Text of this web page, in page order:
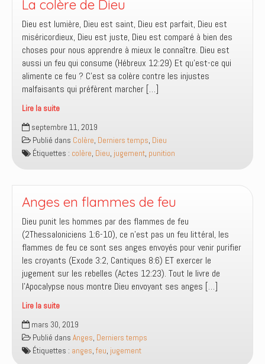
La colère de Dieu
Dieu est lumière, Dieu est saint, Dieu est parfait, Dieu est
miséricordieux, Dieu est juste, Dieu est comparé à bien des
choses pour nous apprendre à mieux le connaître. Dieu est
aussi un feu qui consume (Hébreux 12:29) Et qu’est-ce qui
alimente ce feu ? C’est sa colère contre les injustes
malfaisants qui préfèrent marcher […]
Lire la suite
La
colère
de
Dieu
septembre 11, 2019
Publié dans Colère, Derniers temps, Dieu
Étiquettes : colère, Dieu, jugement, punition
Anges en flammes de feu
Dieu punit les hommes par des flammes de feu
(2Thessaloniciens 1:6-10), ce n’est pas un feu littéral, les
flammes de feu ce sont ses anges envoyés pour venir purifier
les croyants (Exode 3:2, Cantiques 8:6) ET exercer le
jugement sur les rebelles (Actes 12:23). Tout le livre de
l’Apocalypse nous montre Dieu envoyant ses anges […]
Lire la suite
Anges
en
flammes
de
mars 30, 2019
Publié dans Anges, Derniers temps
Étiquettes : anges, feu, jugement